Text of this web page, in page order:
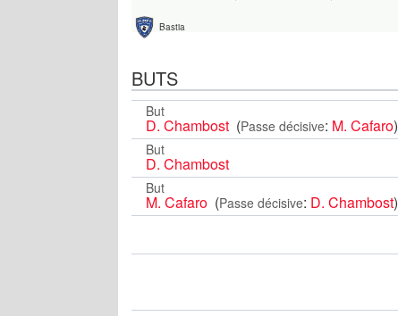
Bastia
BUTS
But
D. Chambost (Passe décisive: M. Cafaro)
But
D. Chambost
But
M. Cafaro (Passe décisive: D. Chambost)